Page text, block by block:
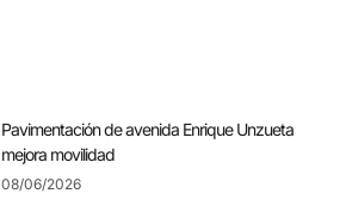
Pavimentación de avenida Enrique Unzueta
mejora movilidad
08/06/2026